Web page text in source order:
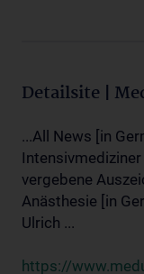
Detailsite |
...All News [in
vergebene
Anästhesie [in
Ulrich ...
https://